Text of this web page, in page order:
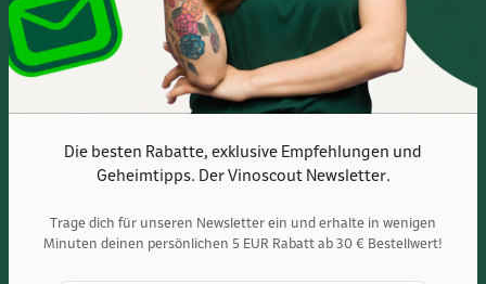
Die besten Rabatte, exklusive Empfehlungen und
Geheimtipps. Der Vinoscout Newsletter.
Trage dich für unseren Newsletter ein und erhalte in wenigen
Minuten deinen persönlichen 5 EUR Rabatt ab 30 € Bestellwert!